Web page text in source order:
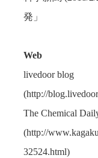
発」
Web
livedoor blog
(http://
The Chemical
(http://
32524.html)